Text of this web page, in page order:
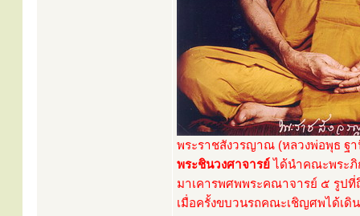
พระราชสังวรญาณ (หลวงพ่อพุธ ฐ
พระชินวงศาจารย์ได้นำคณะพระภิ
มาเคารพศพพระคณาจารย์ ๕ รูป
เมื่อครั้งขบวนรถคณะเชิญศพได้เดิ